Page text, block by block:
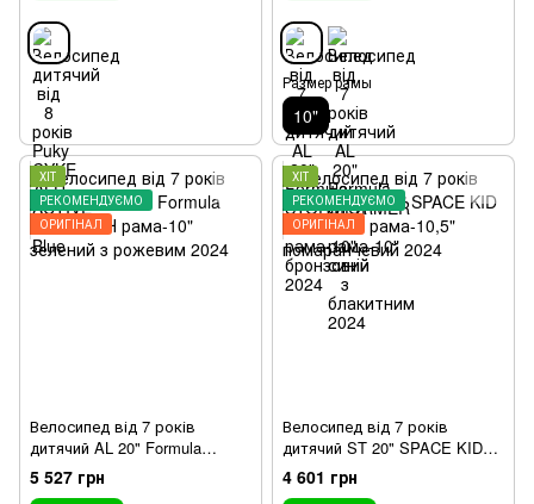
Размер рамы
10"
ХІТ
РЕКОМЕНДУЄМО
ОРИГІНАЛ
Велосипед від 7 років
дитячий AL 20" Formula
CREAM BH рама-10" зелений
з рожевим 2024
5 527 грн
ХІТ
РЕКОМЕНДУЄМО
ОРИГІНАЛ
Велосипед від 7 років
дитячий ST 20" SPACE KID
PLUTO BH рама-10,5"
помаранчевий 2024
4 601 грн